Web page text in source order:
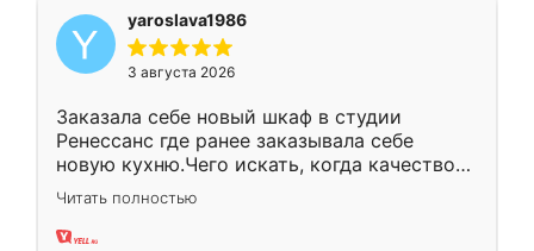
yaroslava1986
3 августа 2026
Заказала себе новый шкаф в студии
Ренессанс где ранее заказывала себе
новую кухню.Чего искать, когда качеством
вполне довольна. Служит кухня уже почти
два года, нареканий нет.
Читать полностью